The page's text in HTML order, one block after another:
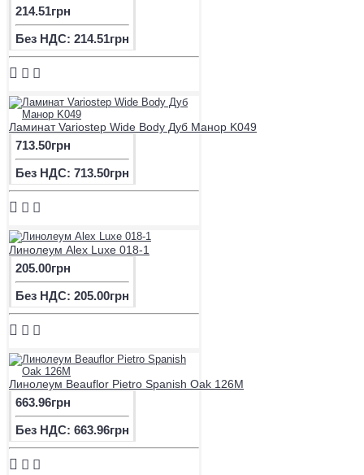
214.51грн
Без НДС: 214.51грн
Ламинат Variostep Wide Body Дуб Манор K049
713.50грн
Без НДС: 713.50грн
Линолеум Alex Luxe 018-1
205.00грн
Без НДС: 205.00грн
Линолеум Beauflor Pietro Spanish Oak 126M
663.96грн
Без НДС: 663.96грн